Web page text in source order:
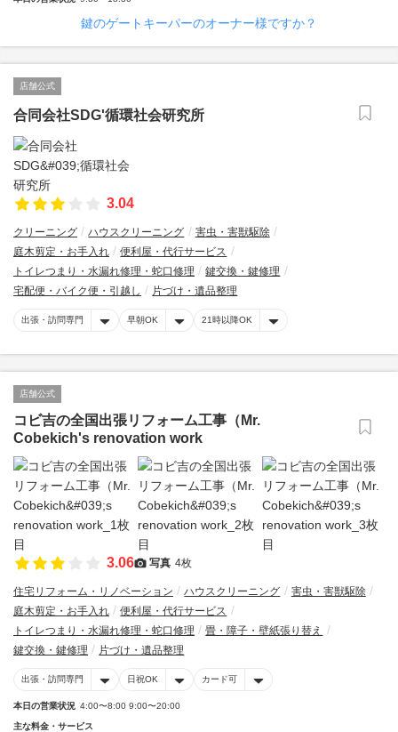
鍵のゲートキーパーのオーナー様ですか？
店舗公式
合同会社SDG'循環社会研究所
3.04
クリーニング ハウスクリーニング
害虫・害獣駆除
庭木剪定・お手入れ
便利屋・代行サービス
トイレつまり・水漏れ修理・蛇口修理
鍵交換・鍵修理
宅配便・バイク便・引越し
片づけ・遺品整理
出張・訪問専門 早朝OK 21時以降OK
店舗公式
コビ吉の全国出張リフォーム工事（Mr.
Cobekich's renovation work
3.06 写真 4枚
住宅リフォーム・リノベーション ハウスクリーニング
害虫・害獣駆除
庭木剪定・お手入れ
便利屋・代行サービス
トイレつまり・水漏れ修理・蛇口修理
畳・障子・壁紙張り替え
鍵交換・鍵修理
片づけ・遺品整理
出張・訪問専門 日祝OK カード可
本日の営業状況 4:00〜8:00 9:00〜20:00
主な料金・サービス